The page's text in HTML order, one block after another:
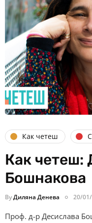
Как четеш
Как четеш:
Бошнакова
ByДиляна Денева 20/
Проф. д-р Десислава